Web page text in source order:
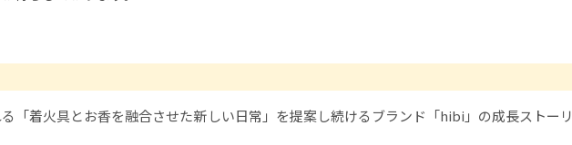
「着火具とお香を融合させた新しい日常」を提案し続けるブランド「hibi」の成長ストーリ